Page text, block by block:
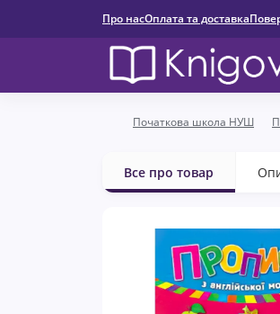
Про насОплата та доставка
Початкова школа НУШ
Все про товар